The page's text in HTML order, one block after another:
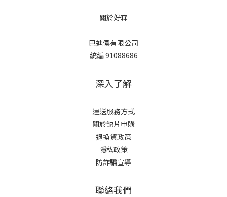
關於好森
巴迪儂有限公司
統編 91088686
深入了解
運送服務方式
關於缺片申購
退換貨政策
隱私政策
防詐騙宣導
聯絡我們